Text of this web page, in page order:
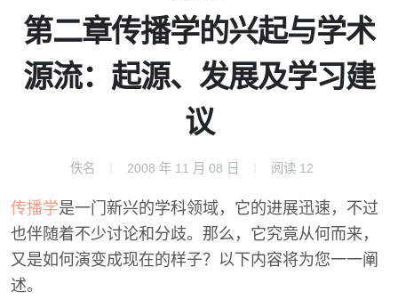
第二章传播学的兴起与学术
源流：起源、发展及学习建
议
佚名 2008 年 11 月 08 日 阅读 12
传播学是一门新兴的学科领域，它的进展迅速，不过
也伴随着不少讨论和分歧。那么，它究竟从何而来，
又是如何演变成现在的样子？以下内容将为您一一阐
述。